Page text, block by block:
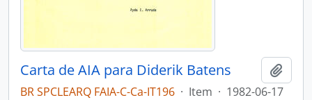
Carta de AIA para Diderik Batens
BR SPCLEARQ FAIA-C-Ca-IT196 · Item · 1982-06-17